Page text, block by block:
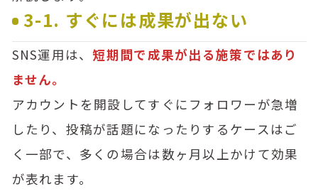
3-1. すぐには成果が出ない
SNS運用は、短期間で成果が出る施策ではあり
ません。
アカウントを開設してすぐにフォロワーが急増
したり、投稿が話題になったりするケースはご
く一部で、多くの場合は数ヶ月以上かけて効果
が表れます。